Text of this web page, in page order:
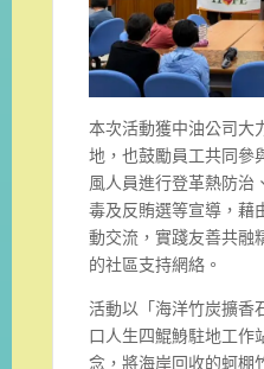
本次活動獲中油公司大
地，也鼓勵員工共同參
風人員進行登革熱防治
毒及反賄選等宣導，藉
動交流，實踐友善共融
的社區支持網絡。
活動以「海洋竹炭擴香
口人生四鯤鯓駐地工作
念，將海岸回收的蚵棚